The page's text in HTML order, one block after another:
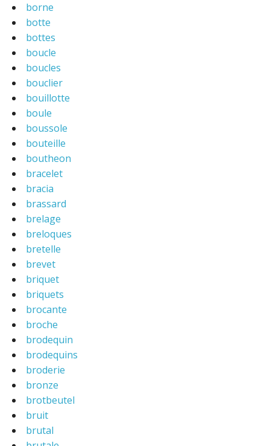
borne
botte
bottes
boucle
boucles
bouclier
bouillotte
boule
boussole
bouteille
boutheon
bracelet
bracia
brassard
brelage
breloques
bretelle
brevet
briquet
briquets
brocante
broche
brodequin
brodequins
broderie
bronze
brotbeutel
bruit
brutal